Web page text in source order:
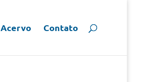
Acervo Contato